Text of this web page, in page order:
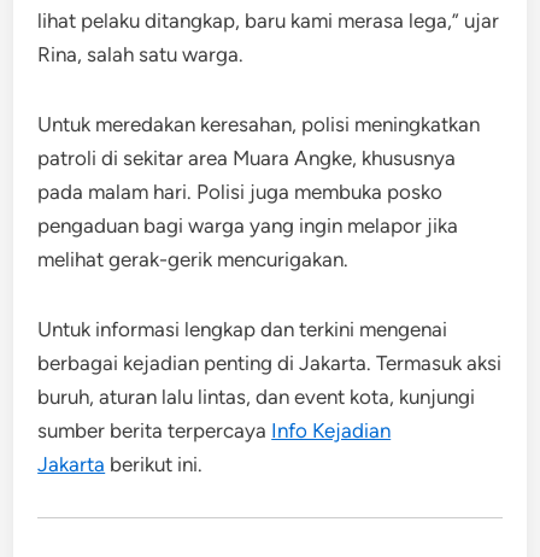
lihat pelaku ditangkap, baru kami merasa lega,” ujar
Rina, salah satu warga.
Untuk meredakan keresahan, polisi meningkatkan
patroli di sekitar area Muara Angke, khususnya
pada malam hari. Polisi juga membuka posko
pengaduan bagi warga yang ingin melapor jika
melihat gerak-gerik mencurigakan.
Untuk informasi lengkap dan terkini mengenai
berbagai kejadian penting di Jakarta. Termasuk aksi
buruh, aturan lalu lintas, dan event kota, kunjungi
sumber berita terpercaya Info Kejadian
Jakarta berikut ini.